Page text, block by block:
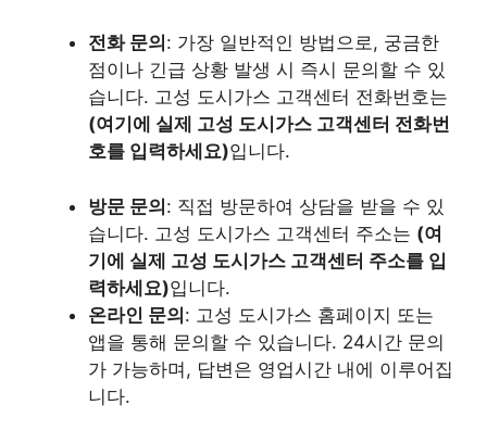
전화 문의 : 가장 일반적인 방법으로, 궁금한
점이나 긴급 상황 발생 시 즉시 문의할 수 있
습니다. 고성 도시가스 고객센터 전화번호는
(여기에 실제 고성 도시가스 고객센터 전화번
호를 입력하세요)입니다.
방문 문의: 직접 방문하여 상담을 받을 수 있
습니다. 고성 도시가스 고객센터 주소는 (여
기에 실제 고성 도시가스 고객센터 주소를 입
력하세요)입니다.
온라인 문의: 고성 도시가스 홈페이지 또는
앱을 통해 문의할 수 있습니다. 24시간 문의
가 가능하며, 답변은 영업시간 내에 이루어집
니다.